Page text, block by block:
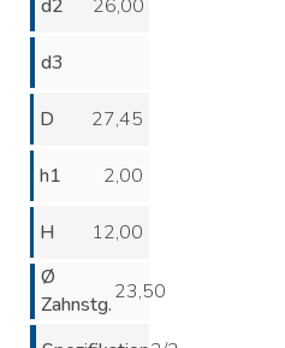
d2 26,00
d3
D 27,45
h1 2,00
H
12,00
Ø
Zahnstg.
23,50